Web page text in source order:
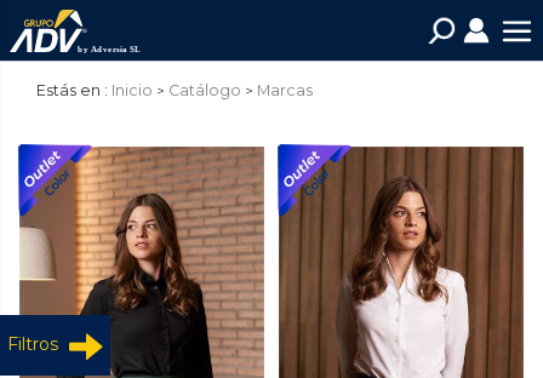
Estás en : Inicio Catálogo Marcas
Filtros